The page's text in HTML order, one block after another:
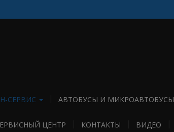
СЕРВИС АВТОБУСЫ И МИКРОАВТОБУСЫ
ЦЕНТР КОНТАКТЫ ВИДЕО